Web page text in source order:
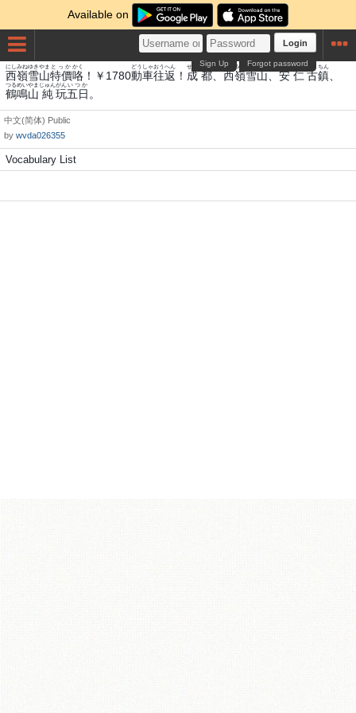
Available on
Login
Forgot password
Sign Up
西
にし
嶺
みね
雪
ゆき
山
やま
特價
とっか
咯
かく
！￥1780動車
どうしゃ
往
おう
返
へん
！ 成
せい
都
みやこ
、西
にし
嶺
みね
雪
ゆき
山
やま
、安
あん
仁
ひとし
古鎮
ちん
鶴
つる
鳴
めい
山
やま
純
じゅん
玩
がん
五日
いつか
。
中文(简体) Public
by wvda026355
Vocabulary List